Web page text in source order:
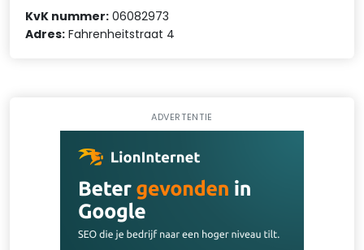
KvK nummer: 06082973
Adres: Fahrenheitstraat 4
ADVERTENTIE